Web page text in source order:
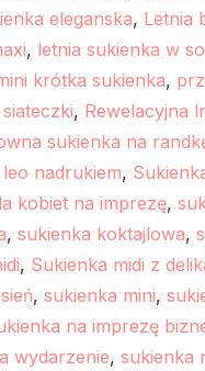
eleganska, Letnia
, letnia sukienka w
krótka sukienka,
, Rewelacyjna
sukienka na
nadrukiem,
kobiet na imprezę,
, sukienka koktajlowa,
, Sukienka midi z
, sukienka mini,
na imprezę
wydarzenie, sukienka